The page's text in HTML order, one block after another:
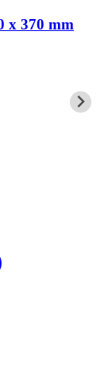
x 370 mm